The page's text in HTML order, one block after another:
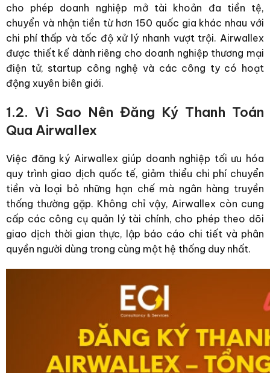
cho phép doanh nghiệp mở tài khoản đa tiền tệ,
chuyển và nhận tiền từ hơn 150 quốc gia khác nhau với
chi phí thấp và tốc độ xử lý nhanh vượt trội. Airwallex
được thiết kế dành riêng cho doanh nghiệp thương mại
điện tử, startup công nghệ và các công ty có hoạt
động xuyên biên giới.
1.2. Vì Sao Nên Đăng Ký Thanh Toán
Qua Airwallex
Việc đăng ký Airwallex giúp doanh nghiệp tối ưu hóa
quy trình giao dịch quốc tế, giảm thiểu chi phí chuyển
tiền và loại bỏ những hạn chế mà ngân hàng truyền
thống thường gặp. Không chỉ vậy, Airwallex còn cung
cấp các công cụ quản lý tài chính, cho phép theo dõi
giao dịch thời gian thực, lập báo cáo chi tiết và phân
quyền người dùng trong cùng một hệ thống duy nhất.